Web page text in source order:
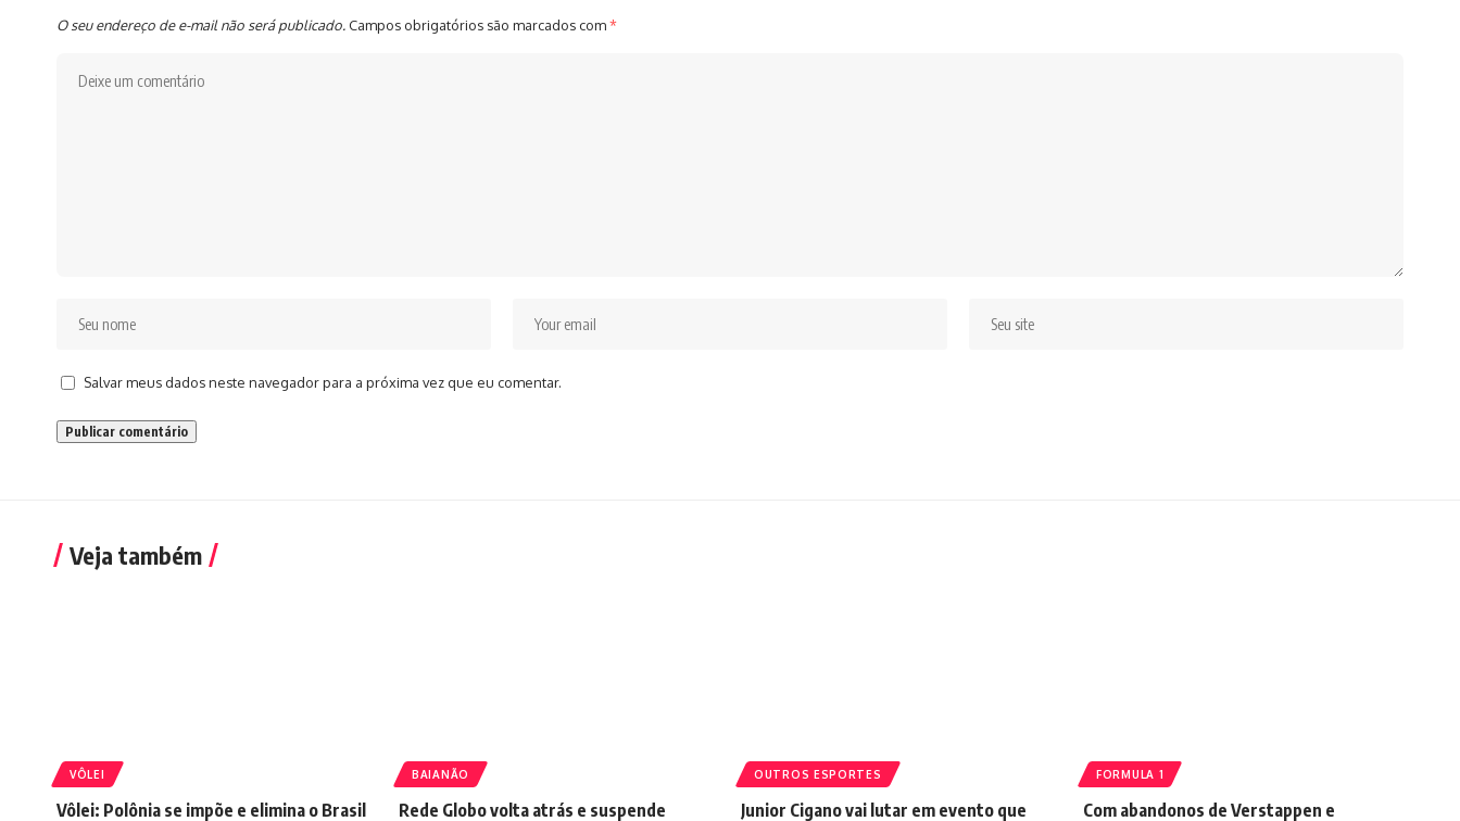
O seu endereço de e-mail não será publicado. Campos obrigatórios são marcados com*
Salvar meus dados neste navegador para a próxima vez que eu comentar.
Veja também
VÔLEI
Vôlei: Polônia se impõe e elimina o Brasil
BAIANÃO
Rede Globo volta atrás e suspende
OUTROS ESPORTES
Junior Cigano vai lutar em evento que
FORMULA 1
Com abandonos de Verstappen e